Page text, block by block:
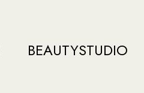
BEAUTYSTUDIO